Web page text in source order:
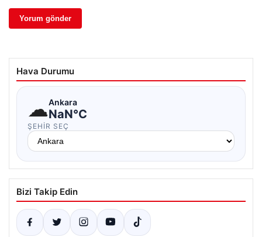
Hava Durumu
☁Ankara
NaN°C
ŞEHIR SEÇ
Bizi Takip Edin